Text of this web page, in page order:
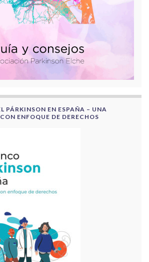
PÁRKINSON EN ESPAÑA – UNA
ENFOQUE DE DERECHOS